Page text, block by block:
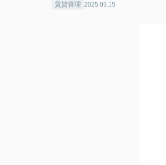
賃貸管理 2025.09.15